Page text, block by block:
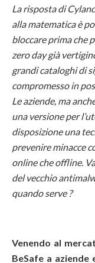
La risposta di
alla matematica è
bloccare prima che
zero day già
grandi cataloghi di
compromesso in
Le aziende, ma
una versione per
disposizione una
prevenire minacce
online che offline.
del vecchio
quando serve ?
Venendo al
BeSafe a